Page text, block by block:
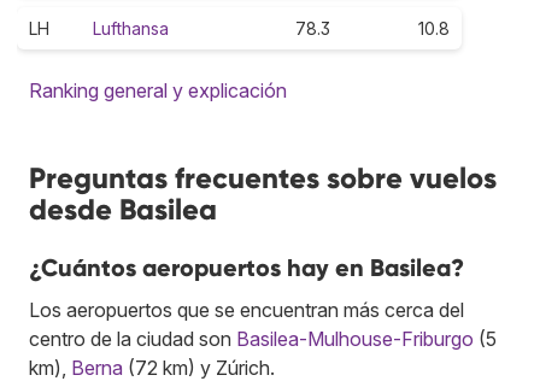
LH Lufthansa 78.3 10.8
Ranking general y explicación
Preguntas frecuentes sobre vuelos
desde Basilea
¿Cuántos aeropuertos hay en Basilea?
Los aeropuertos que se encuentran más cerca del
centro de la ciudad son Basilea-Mulhouse-Friburgo (5
km), Berna (72 km) y Zúrich.